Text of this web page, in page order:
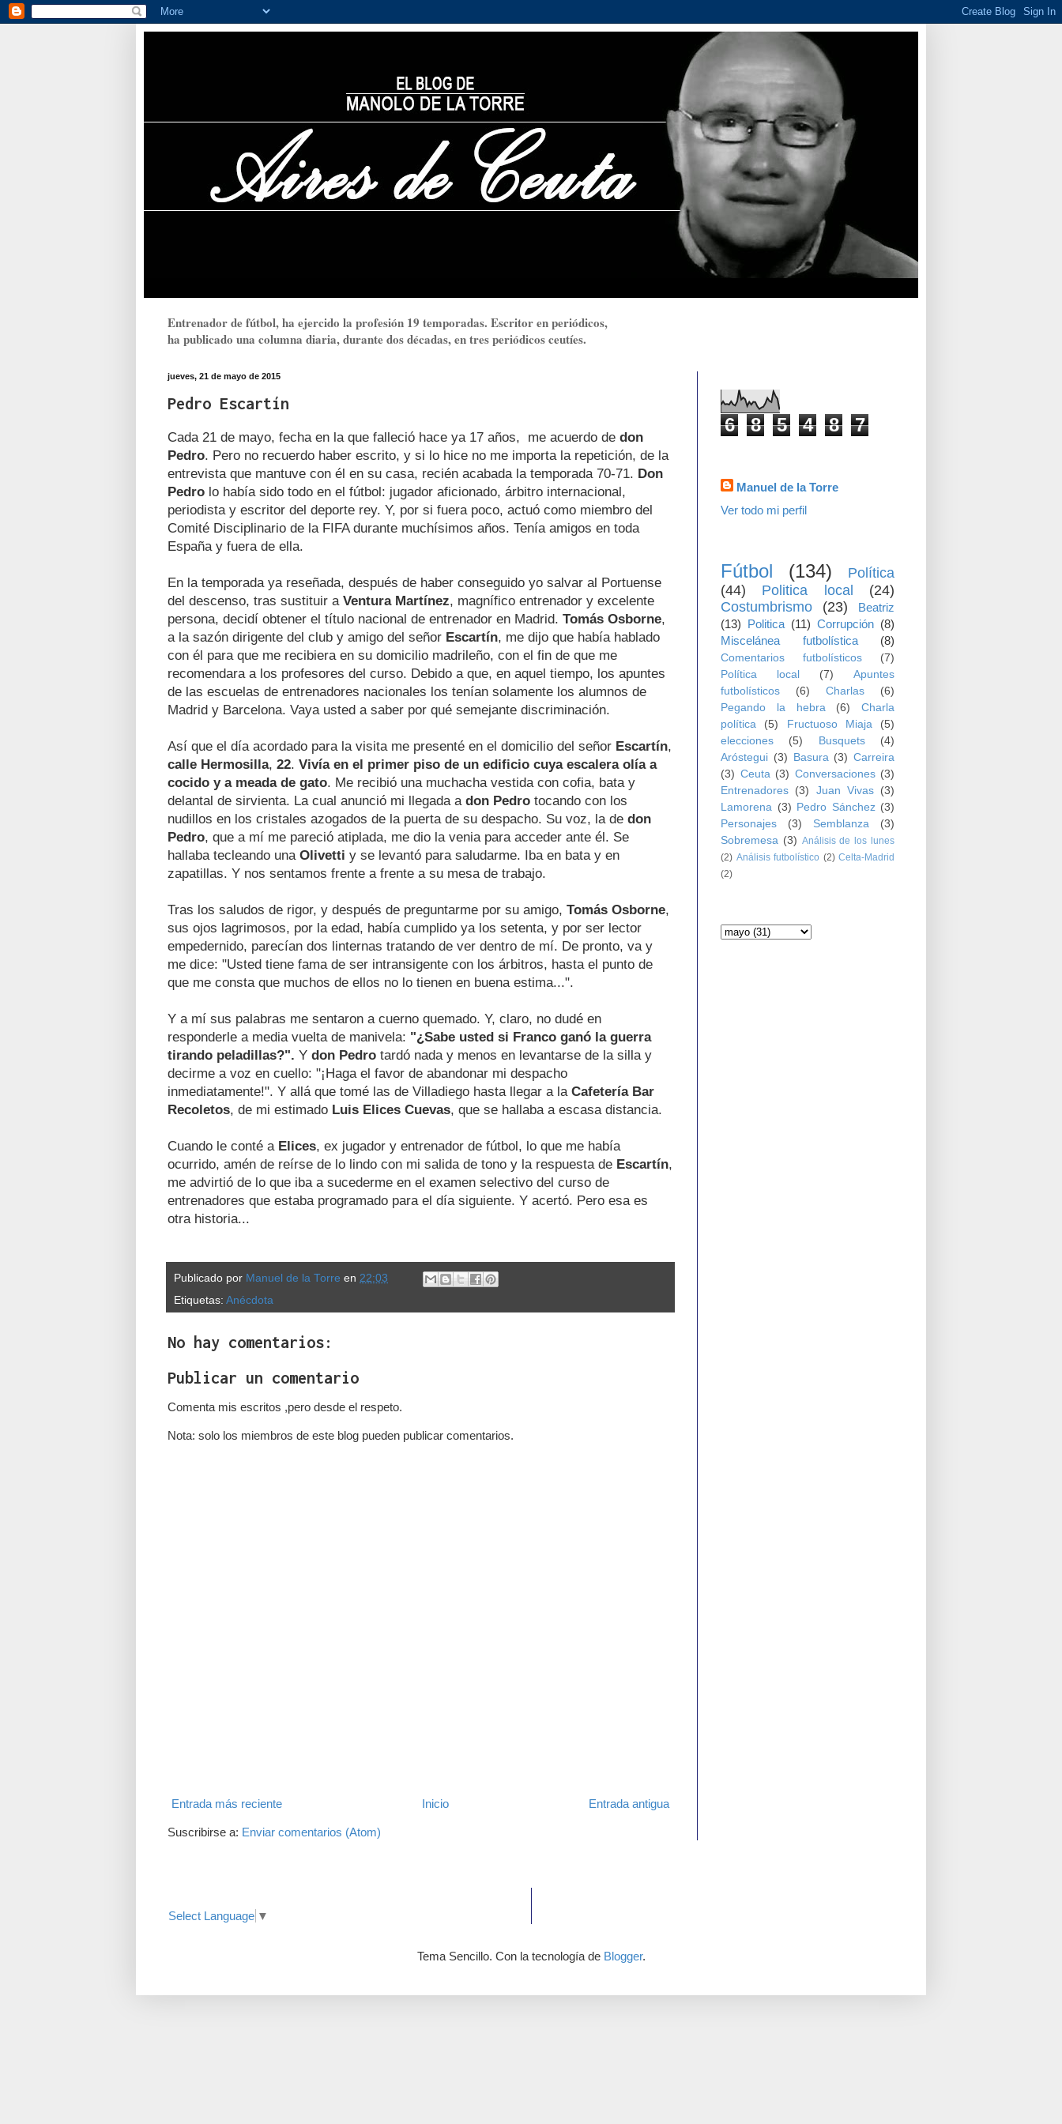
Entrenador de fútbol, ha ejercido la profesión 19 temporadas. Escritor en periódicos,
ha publicado una columna diaria, durante dos décadas, en tres periódicos ceutíes.
jueves, 21 de mayo de 2015
Pedro Escartín
Cada 21 de mayo, fecha en la que falleció hace ya 17 años, me acuerdo de don
Pedro. Pero no recuerdo haber escrito, y si lo hice no me importa la repetición, de la
entrevista que mantuve con él en su casa, recién acabada la temporada 70-71. Don
Pedro lo había sido todo en el fútbol: jugador aficionado, árbitro internacional,
periodista y escritor del deporte rey. Y, por si fuera poco, actuó como miembro del
Comité Disciplinario de la FIFA durante muchísimos años. Tenía amigos en toda
España y fuera de ella.
En la temporada ya reseñada, después de haber conseguido yo salvar al Portuense
del descenso, tras sustituir a Ventura Martínez, magnífico entrenador y excelente
persona, decidí obtener el título nacional de entrenador en Madrid. Tomás Osborne,
a la sazón dirigente del club y amigo del señor Escartín, me dijo que había hablado
con él para que me recibiera en su domicilio madrileño, con el fin de que me
recomendara a los profesores del curso. Debido a que, en aquel tiempo, los apuntes
de las escuelas de entrenadores nacionales los tenían solamente los alumnos de
Madrid y Barcelona. Vaya usted a saber por qué semejante discriminación.
Así que el día acordado para la visita me presenté en el domicilio del señor Escartín,
calle Hermosilla, 22. Vivía en el primer piso de un edificio cuya escalera olía a
cocido y a meada de gato. Me recibió una muchacha vestida con cofia, bata y
delantal de sirvienta. La cual anunció mi llegada a don Pedro tocando con los
nudillos en los cristales azogados de la puerta de su despacho. Su voz, la de don
Pedro, que a mí me pareció atiplada, me dio la venia para acceder ante él. Se
hallaba tecleando una Olivetti y se levantó para saludarme. Iba en bata y en
zapatillas. Y nos sentamos frente a frente a su mesa de trabajo.
Tras los saludos de rigor, y después de preguntarme por su amigo, Tomás Osborne,
sus ojos lagrimosos, por la edad, había cumplido ya los setenta, y por ser lector
empedernido, parecían dos linternas tratando de ver dentro de mí. De pronto, va y
me dice: "Usted tiene fama de ser intransigente con los árbitros, hasta el punto de
que me consta que muchos de ellos no lo tienen en buena estima...".
Y a mí sus palabras me sentaron a cuerno quemado. Y, claro, no dudé en
responderle a media vuelta de manivela: "¿Sabe usted si Franco ganó la guerra
tirando peladillas?". Y don Pedro tardó nada y menos en levantarse de la silla y
decirme a voz en cuello: "¡Haga el favor de abandonar mi despacho
inmediatamente!". Y allá que tomé las de Villadiego hasta llegar a la Cafetería Bar
Recoletos, de mi estimado Luis Elices Cuevas, que se hallaba a escasa distancia.
Cuando le conté a Elices, ex jugador y entrenador de fútbol, lo que me había
ocurrido, amén de reírse de lo lindo con mi salida de tono y la respuesta de Escartín,
me advirtió de lo que iba a sucederme en el examen selectivo del curso de
entrenadores que estaba programado para el día siguiente. Y acertó. Pero esa es
otra historia...
Publicado por Manuel de la Torre en 22:03
Etiquetas: Anécdota
No hay comentarios:
Publicar un comentario
Comenta mis escritos ,pero desde el respeto.
Nota: solo los miembros de este blog pueden publicar comentarios.
Entrada más reciente Entrada antigua
Inicio
Suscribirse a: Enviar comentarios (Atom)
6 8 5 4 8 7
Manuel de la Torre
Ver todo mi perfil
Fútbol (134)
Política
(44)
Politica local
(24)
Costumbrismo
(23)
Beatriz
(13) Politica (11) Corrupción (8)
Miscelánea futbolística
(8)
Comentarios futbolísticos
(7)
Política local
(7)
Apuntes
futbolísticos
(6) Charlas
(6)
Pegando la hebra
(6)
Charla
política
(5) Fructuoso Miaja
(5)
elecciones
(5) Busquets
(4)
Aróstegui (3) Basura (3) Carreira
(3) Ceuta (3) Conversaciones (3)
Entrenadores (3) Juan Vivas
(3)
Lamorena (3) Pedro Sánchez (3)
Personajes
(3) Semblanza
(3)
Sobremesa (3) Análisis de los lunes
(2) Análisis futbolístico (2) Celta-Madrid
(2)
Select Language ▼
Tema Sencillo. Con la tecnología de Blogger.